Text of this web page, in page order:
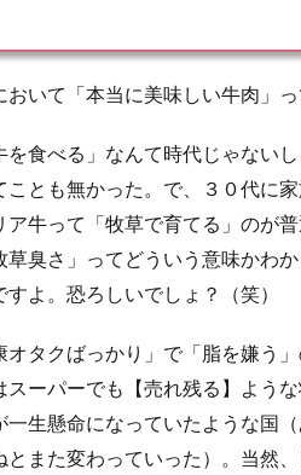
いて「本当に美味しい牛肉」っ
食べる」なんて時代じゃない
とも無かった。で、３０代に
牛って「牧草で育てる」のが
臭さ」ってどういう意味かわ
よ。恐ろしいでしょ？（笑）
タクばっかり」で「脂を嫌う
ーパーでも【売れ残る】よう
生懸命になっていたような国
また変わっていった）。当然